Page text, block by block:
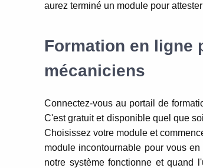
aurez terminé un module pour
Formation en ligne
mécaniciens
Connectez-vous au portail de
C'est gratuit et disponible quel que
Choisissez votre module et
module incontournable pour vous
notre système fonctionne et quand